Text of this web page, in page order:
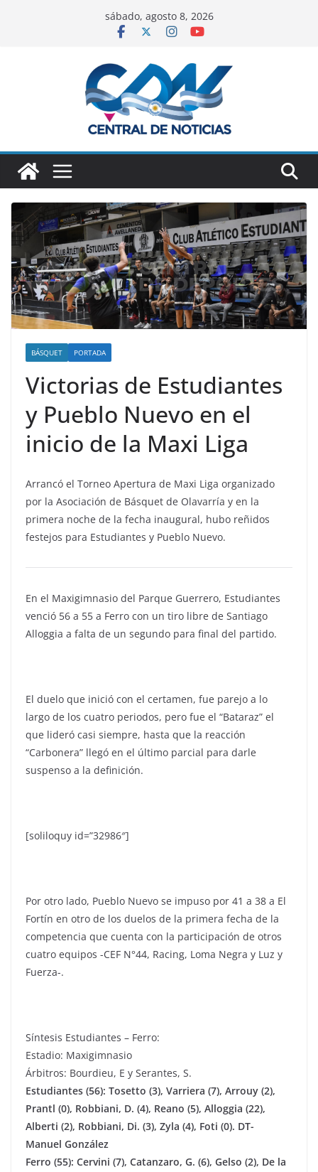
sábado, agosto 8, 2026
BÁSQUET PORTADA
Victorias de Estudiantes
y Pueblo Nuevo en el
inicio de la Maxi Liga
Arrancó el Torneo Apertura de Maxi Liga organizado
por la Asociación de Básquet de Olavarría y en la
primera noche de la fecha inaugural, hubo reñidos
festejos para Estudiantes y Pueblo Nuevo.
En el Maxigimnasio del Parque Guerrero, Estudiantes
venció 56 a 55 a Ferro con un tiro libre de Santiago
Alloggia a falta de un segundo para final del partido.
El duelo que inició con el certamen, fue parejo a lo
largo de los cuatro periodos, pero fue el “Bataraz” el
que lideró casi siempre, hasta que la reacción
“Carbonera” llegó en el último parcial para darle
suspenso a la definición.
[soliloquy id=”32986″]
Por otro lado, Pueblo Nuevo se impuso por 41 a 38 a El
Fortín en otro de los duelos de la primera fecha de la
competencia que cuenta con la participación de otros
cuatro equipos -CEF N°44, Racing, Loma Negra y Luz y
Fuerza-.
Síntesis Estudiantes – Ferro:
Estadio: Maxigimnasio
Árbitros: Bourdieu, E y Serantes, S.
Estudiantes (56): Tosetto (3), Varriera (7), Arrouy (2),
Prantl (0), Robbiani, D. (4), Reano (5), Alloggia (22),
Alberti (2), Robbiani, Di. (3), Zyla (4), Foti (0). DT-
Manuel González
Ferro (55): Cervini (7), Catanzaro, G. (6), Gelso (2), De la